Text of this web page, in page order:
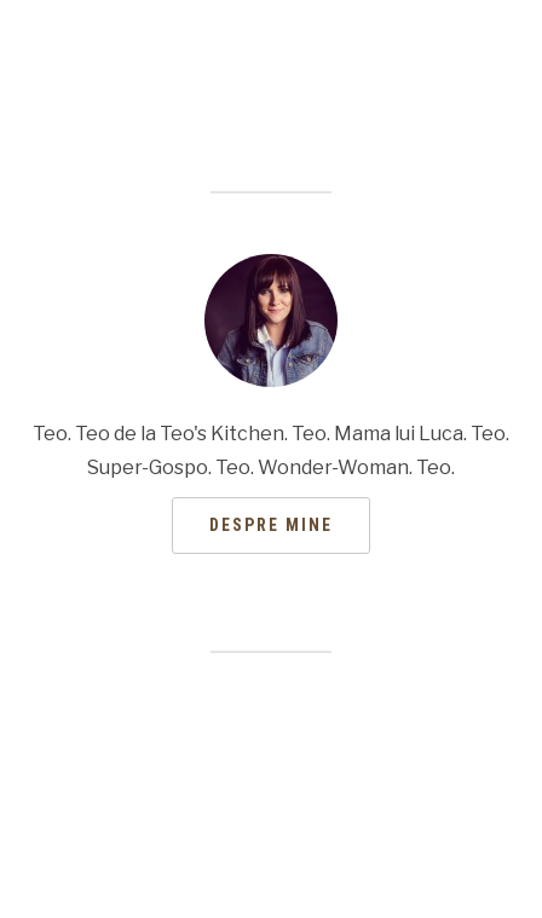
Teo. Teo de la Teo's Kitchen. Teo. Mama lui Luca. Teo.
Super-Gospo. Teo. Wonder-Woman. Teo.
DESPRE MINE